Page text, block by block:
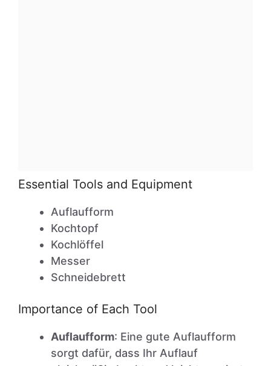
Essential Tools and Equipment
Auflaufform
Kochtopf
Kochlöffel
Messer
Schneidebrett
Importance of Each Tool
Auflaufform: Eine gute Auflaufform
sorgt dafür, dass Ihr Auflauf